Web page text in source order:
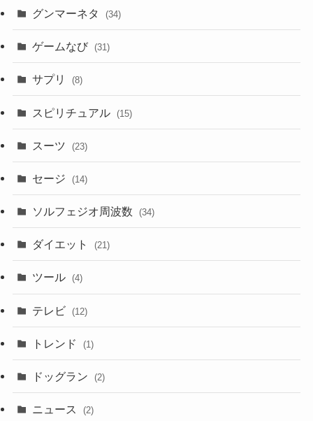
グンマーネタ (34)
ゲームなび (31)
サプリ (8)
スピリチュアル (15)
スーツ (23)
セージ (14)
ソルフェジオ周波数 (34)
ダイエット (21)
ツール (4)
テレビ (12)
トレンド (1)
ドッグラン (2)
ニュース (2)